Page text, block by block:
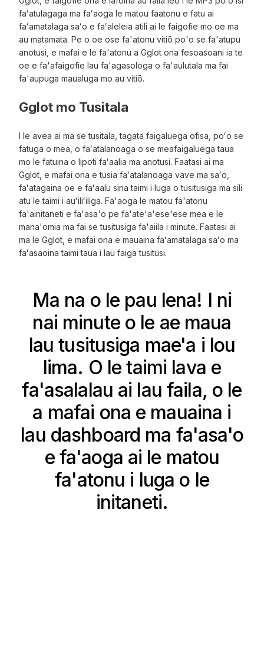
faʻatulagaga ma faʻaoga le matou faatonu e fatu ai
faʻamatalaga saʻo e faʻaleleia atili ai le faigofie mo oe ma
au matamata. Pe o oe ose fa'atonu vitiō po'o se fa'atupu
anotusi, e mafai e le fa'atonu a Gglot ona fesoasoani ia te
oe e fa'afaigofie lau fa'agasologa o fa'aulutala ma fai
fa'aupuga maualuga mo au vitiō.
Gglot mo Tusitala
I le avea ai ma se tusitala, tagata faigaluega ofisa, poʻo se
fatuga o mea, o faʻatalanoaga o se meafaigaluega taua
mo le fatuina o lipoti faʻaalia ma anotusi. Faatasi ai ma
Gglot, e mafai ona e tusia faʻatalanoaga vave ma saʻo,
faʻatagaina oe e faʻaalu sina taimi i luga o tusitusiga ma sili
atu le taimi i auʻiliʻiliga. Fa'aoga le matou fa'atonu
fa'ainitaneti e fa'asa'o pe fa'ate'a'ese'ese mea e le
mana'omia ma fai se tusitusiga fa'aiila i minute. Faatasi ai
ma le Gglot, e mafai ona e mauaina faʻamatalaga saʻo ma
faʻasaoina taimi taua i lau faiga tusitusi.
Ma na o le pau lena! I ni
nai minute o le ae maua
lau tusitusiga mae'a i lou
lima. O le taimi lava e
fa'asalalau ai lau faila, o le
a mafai ona e mauaina i
lau dashboard ma fa'asa'o
e fa'aoga ai le matou
fa'atonu i luga o le
initaneti.